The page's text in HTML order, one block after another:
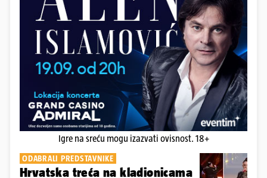
Igre na sreću mogu izazvati ovisnost. 18+
ODABRALI PREDSTAVNIKE
Hrvatska treća na kladionicama